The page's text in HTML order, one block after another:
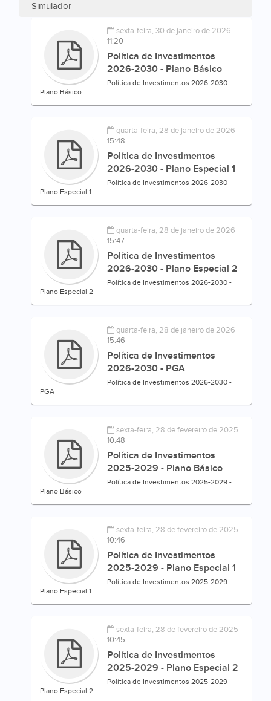
Simulador
sexta-feira, 30 de janeiro de 2026
11:20
Política de Investimentos
2026-2030 - Plano Básico
Política de Investimentos 2026-2030 -
Plano Básico
quarta-feira, 28 de janeiro de 2026
15:48
Política de Investimentos
2026-2030 - Plano Especial 1
Política de Investimentos 2026-2030 -
Plano Especial 1
quarta-feira, 28 de janeiro de 2026
15:47
Política de Investimentos
2026-2030 - Plano Especial 2
Política de Investimentos 2026-2030 -
Plano Especial 2
quarta-feira, 28 de janeiro de 2026
15:46
Política de Investimentos
2026-2030 - PGA
Política de Investimentos 2026-2030 -
PGA
sexta-feira, 28 de fevereiro de 2025
10:48
Política de Investimentos
2025-2029 - Plano Básico
Política de Investimentos 2025-2029 -
Plano Básico
sexta-feira, 28 de fevereiro de 2025
10:46
Política de Investimentos
2025-2029 - Plano Especial 1
Política de Investimentos 2025-2029 -
Plano Especial 1
sexta-feira, 28 de fevereiro de 2025
10:45
Política de Investimentos
2025-2029 - Plano Especial 2
Política de Investimentos 2025-2029 -
Plano Especial 2